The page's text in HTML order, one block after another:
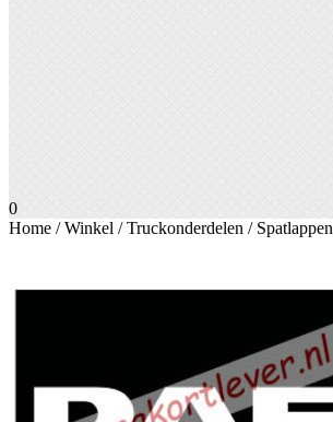
0
Home /Winkel /Truckonderdelen / Spatlappen